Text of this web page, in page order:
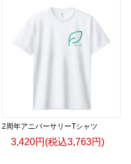
2周年アニバーサリーTシャツ
3,420円(税込3,763円)